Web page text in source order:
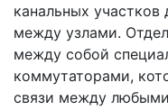
канальных
между узлами.
между собой
коммутаторами,
связи между